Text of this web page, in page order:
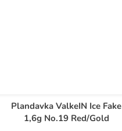
Plandavka ValkeIN Ice Fake
1,6g No.19 Red/Gold